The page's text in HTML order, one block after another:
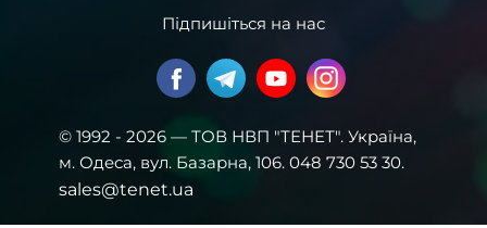
Підпишіться на нас
© 1992 - 2026 — ТОВ НВП "ТЕНЕТ". Українa,
м. Одеса, вул. Базарна, 106. 048 730 53 30.
sales@tenet.ua